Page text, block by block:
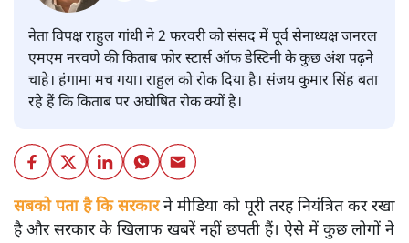
नेता विपक्ष राहुल गांधी ने 2 फरवरी को संसद में पूर्व सेनाध्यक्ष जनरल
एमएम नरवणे की किताब फोर स्टार्स ऑफ डेस्टिनी के कुछ अंश पढ़ने
चाहे। हंगामा मच गया। राहुल को रोक दिया है। संजय कुमार सिंह बता
रहे हैं कि किताब पर अघोषित रोक क्यों है।
सबको पता है कि सरकारने मीडिया को पूरी तरह नियंत्रित कर रखा
है और सरकार के खिलाफ खबरें नहीं छपती हैं। ऐसे में कुछ लोगों ने